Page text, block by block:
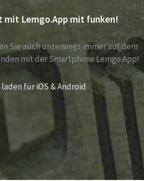
mit Lemgo.App mit funken!
Sie auch unterwegs immer auf dem
mit der Smartphone Lemgo.App!
für iOS & Android